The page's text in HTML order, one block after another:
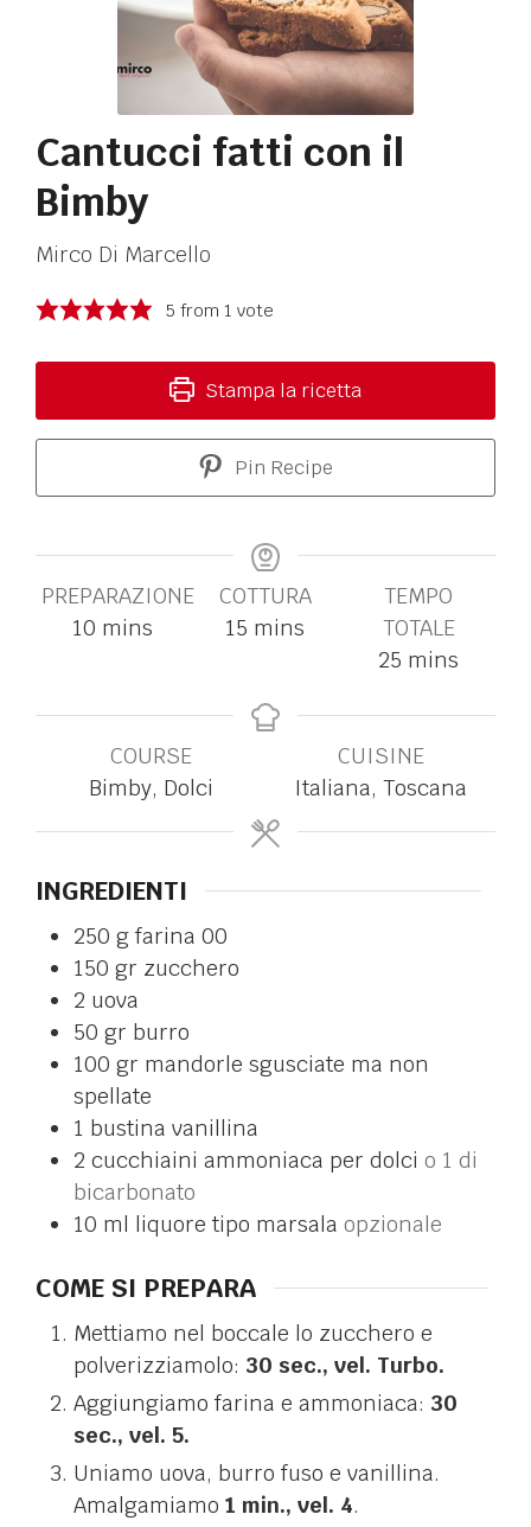
Cantucci fatti con il
Bimby
Mirco Di Marcello
5 from 1 vote
Stampa la ricetta
Pin Recipe
PREPARAZIONE
10 mins
COTTURA
15 mins
TEMPO
TOTALE
25 mins
COURSE
Bimby, Dolci
CUISINE
Italiana, Toscana
INGREDIENTI
250 g farina 00
150 gr zucchero
2 uova
50 gr burro
100 gr mandorle sgusciate ma non
spellate
1 bustina vanillina
2 cucchiaini ammoniaca per dolci o 1 di
bicarbonato
10 ml liquore tipo marsala opzionale
COME SI PREPARA
Mettiamo nel boccale lo zucchero e
polverizziamolo: 30 sec., vel. Turbo.
Aggiungiamo farina e ammoniaca: 30
sec., vel. 5.
Uniamo uova, burro fuso e vanillina.
Amalgamiamo 1 min., vel. 4.